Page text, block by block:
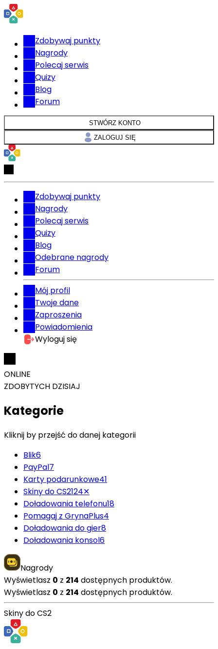
Zdobywaj punkty
Nagrody
Polecaj serwis
Quizy
Blog
Forum
STWÓRZ KONTO
ZALOGUJ SIĘ
Zdobywaj punkty
Nagrody
Polecaj serwis
Quizy
Blog
Odebrane nagrody
Forum
Mój profil
Twoje dane
Zaproszenia
Powiadomienia
Wyloguj się
ONLINE
ZDOBYTYCH DZISIAJ
Kategorie
Kliknij by przejść do danej kategorii
Blik6
PayPal7
Karty podarunkowe41
Skiny do CS2124✕
Doładowania telefonu18
Pomagaj z GrynaPlus4
Doładowania do gier8
Doładowania konsol6
Nagrody
Wyświetlasz 0 z 214 dostępnych produktów.
Wyświetlasz 0 z 214 dostępnych produktów.
Skiny do CS2